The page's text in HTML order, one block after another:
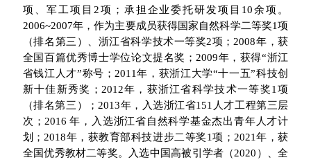
项、军工项目2项；承担企业委托研发项目10余项。
2006~2007年，作为主要成员获得国家自然科学二等奖1项
（排名第三）、浙江省科学技术一等奖2项；2008年，获
全国百篇优秀博士学位论文提名奖；2009年，获得“浙江
省钱江人才”称号；2011年，获浙江大学“十一五”科技创
新十佳新秀奖；2012年，获浙江省科学技术一等奖1项
（排名第三）；2013年，入选浙江省151人才工程第三层
次；2016 年，入选浙江省自然科学基金杰出青年人才计
划；2018年，获教育部科技进步二等奖1项；2021年，获
全国优秀教材二等奖。入选中国高被引学者（2020）、全